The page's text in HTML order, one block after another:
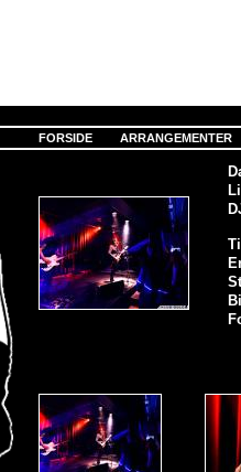
FORSIDE ARRANGEMENTER